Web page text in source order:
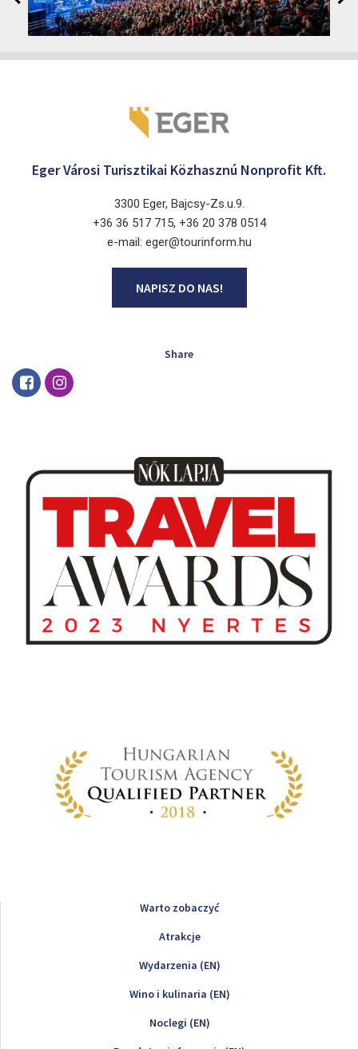
2026. sierpień 12 - 17.
Eger 3300, Dobó István tér
Eger Városi Turisztikai Közhasznú Nonprofit Kft.
3300 Eger, Bajcsy-Zs.u.9.
+36 36 517 715, +36 20 378 0514
e-mail: eger@tourinform.hu
NAPISZ DO NAS!
Share
Warto zobaczyć
Atrakcje
Wydarzenia (EN)
Wino i kulinaria (EN)
Noclegi (EN)